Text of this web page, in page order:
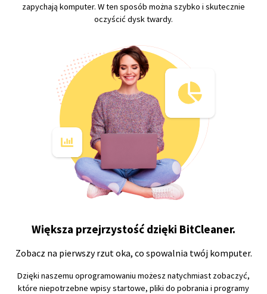
zapychają komputer. W ten sposób można szybko i skutecznie
oczyścić dysk twardy.
Większa przejrzystość dzięki BitCleaner.
Zobacz na pierwszy rzut oka, co spowalnia twój komputer.
Dzięki naszemu oprogramowaniu możesz natychmiast zobaczyć,
które niepotrzebne wpisy startowe, pliki do pobrania i programy